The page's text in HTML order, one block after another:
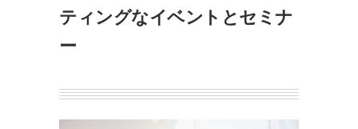
ティングなイベントとセミナ
ー